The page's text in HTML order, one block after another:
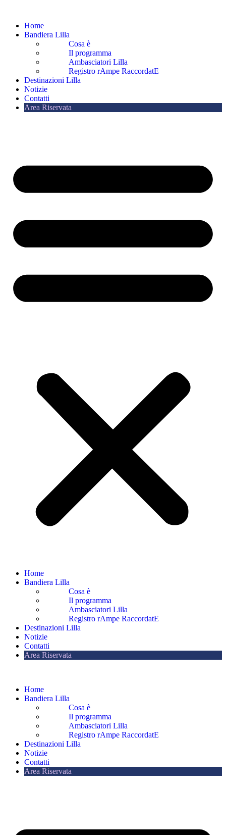
contenuto
Home
Bandiera Lilla
Cosa è
Il programma
Ambasciatori Lilla
Registro rAmpe RaccordatE
Destinazioni Lilla
Notizie
Contatti
Area Riservata
Home
Bandiera Lilla
Cosa è
Il programma
Ambasciatori Lilla
Registro rAmpe RaccordatE
Destinazioni Lilla
Notizie
Contatti
Area Riservata
Home
Bandiera Lilla
Cosa è
Il programma
Ambasciatori Lilla
Registro rAmpe RaccordatE
Destinazioni Lilla
Notizie
Contatti
Area Riservata